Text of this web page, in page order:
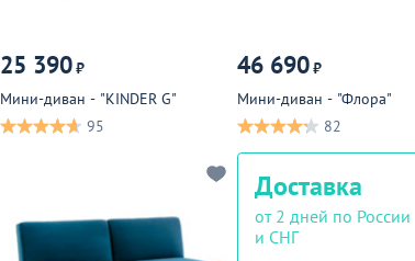
25 390₽
Мини-диван - "KINDER G"
95
46 690₽
Мини-диван - "Флора"
82
Доставка
от 2 дней по России
и СНГ